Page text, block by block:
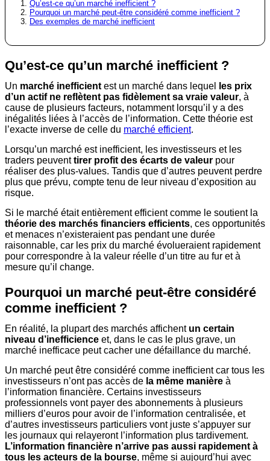
Qu’est-ce qu’un marché inefficient ?
Pourquoi un marché peut-être considéré comme inefficient ?
Des exemples de marché inefficient
Qu’est-ce qu’un marché inefficient ?
Un marché inefficient est un marché dans lequel
les prix
d’un actif ne reflètent pas fidèlement sa vraie valeur, à
cause de plusieurs facteurs, notamment lorsqu’il y a des
inégalités liées à l’accès de l’information. Cette théorie est
l’exacte inverse de celle du marché efficient.
Lorsqu’un marché est inefficient, les investisseurs et les
traders peuventtirer profit des écarts de valeur pour
réaliser des plus-values. Tandis que d’autres peuvent perdre
plus que prévu, compte tenu de leur niveau d’exposition au
risque.
Si le marché était entièrement efficient comme le soutient la
théorie des marchés financiers efficients, ces opportunités
et menaces n’existeraient pas pendant une durée
raisonnable, car les prix du marché évolueraient rapidement
pour correspondre à la valeur réelle d’un titre au fur et à
mesure qu’il change.
Pourquoi un marché peut-être considéré
comme inefficient ?
En réalité, la plupart des marchés affichent un certain
niveau d’inefficience et, dans le cas le plus grave, un
marché inefficace peut cacher une défaillance du marché.
Un marché peut être considéré comme inefficient car tous les
investisseurs n’ont pas accès de la même manière à
l’information financière. Certains investisseurs
professionnels vont payer des abonnements à plusieurs
milliers d’euros pour avoir de l’information centralisée, et
d’autres investisseurs particuliers vont juste s’appuyer sur
les journaux qui relayeront l’information plus tardivement.
L’information financière n’arrive pas aussi rapidement à
tous les acteurs de la bourse, même si aujourd’hui avec